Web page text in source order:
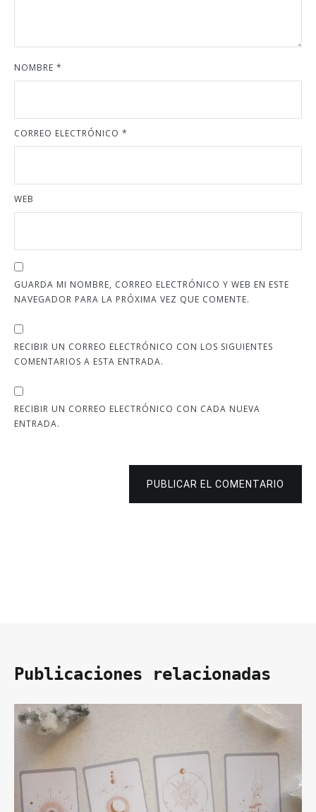
NOMBRE *
CORREO ELECTRÓNICO *
WEB
GUARDA MI NOMBRE, CORREO ELECTRÓNICO Y WEB EN ESTE
NAVEGADOR PARA LA PRÓXIMA VEZ QUE COMENTE.
RECIBIR UN CORREO ELECTRÓNICO CON LOS SIGUIENTES
COMENTARIOS A ESTA ENTRADA.
RECIBIR UN CORREO ELECTRÓNICO CON CADA NUEVA
ENTRADA.
PUBLICAR EL COMENTARIO
Publicaciones relacionadas